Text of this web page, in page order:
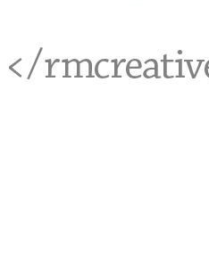
<rmcreative/>